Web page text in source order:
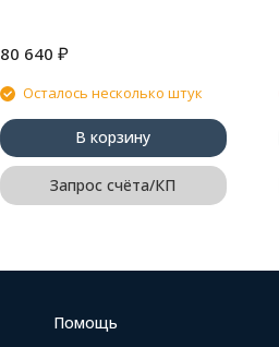
80 640 ₽
Осталось несколько штук
В корзину
Запрос счёта/КП
Помощь